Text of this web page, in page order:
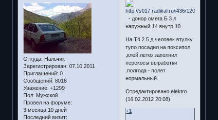
Откуда: Нальчик
Зарегистрирован: 07.10.2011
Приглашений: 0
Сообщений: 8018
Уважение: +1299
Пол: Мужской
Провел на форуме:
3 месяца 10 дней
Последний визит:
- донор омега Б 3 л
наружный 14 внутр 10 .
На Т4 2.5 д человек втулку
тупо посадил на поксипол
,клей легко заполнил
перекосы выработки
.полгода - полет
нормальный.
Отредактировано elektro
(16.02.2012 20:08)
+1